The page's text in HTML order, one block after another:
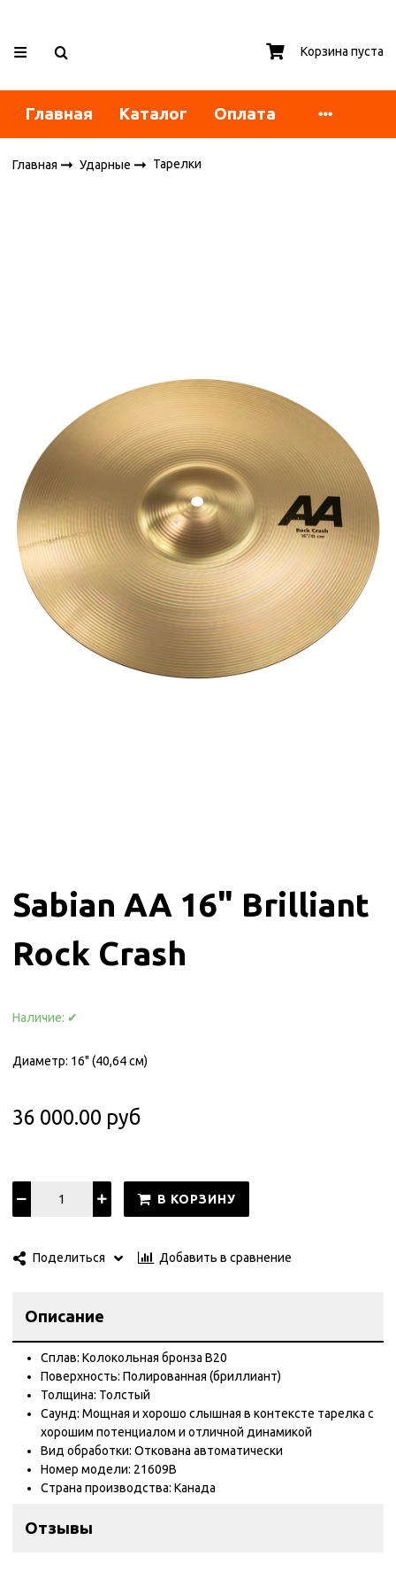
Корзина пуста
Главная Каталог Оплата
Главная Ударные Тарелки
Sabian AA 16" Brilliant
Rock Crash
Наличие: ✔
Диаметр: 16" (40,64 cм)
36 000.00 руб
В КОРЗИНУ
Поделиться Добавить в сравнение
Описание
Сплав: Колокольная бронза B20
Поверхность: Полированная (бриллиант)
Толщина: Толстый
Саунд: Мощная и хорошо слышная в контексте тарелка с
хорошим потенциалом и отличной динамикой
Вид обработки: Откована автоматически
Номер модели: 21609B
Страна производства: Канада
Отзывы